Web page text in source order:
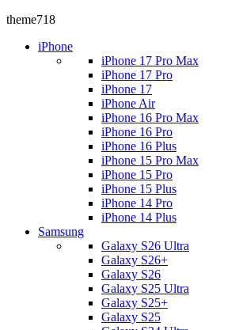
theme718
iPhone
iPhone 17 Pro Max
iPhone 17 Pro
iPhone 17
iPhone Air
iPhone 16 Pro Max
iPhone 16 Pro
iPhone 16 Plus
iPhone 15 Pro Max
iPhone 15 Pro
iPhone 15 Plus
iPhone 14 Pro
iPhone 14 Plus
Samsung
Galaxy S26 Ultra
Galaxy S26+
Galaxy S26
Galaxy S25 Ultra
Galaxy S25+
Galaxy S25